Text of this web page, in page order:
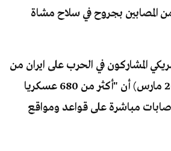
في القوات البحرية، و36 حالة إصابة في القوات الجوية، و19 من المصابين بجروح في سلاح مشاة
المشاركون في الحرب على ايران من
دون تغيير عند 13 قتيلا". في حين أعلن الحرس الثوري الإيراني في (20 مارس) أن "أكثر من 680 عسكريا
مباشرة على قواعد ومواقع